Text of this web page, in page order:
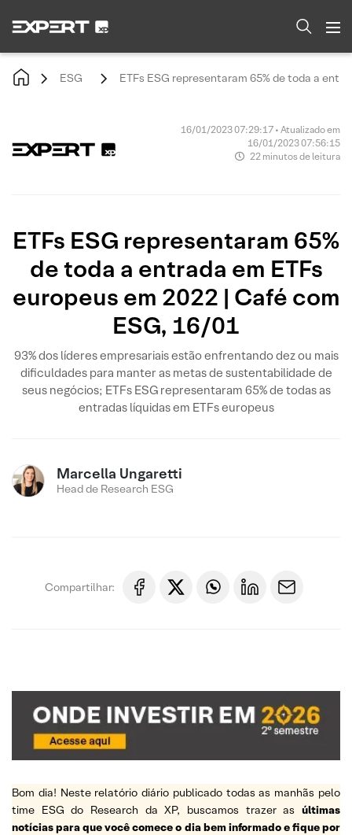
ESG ETFs ESG representaram 65% de toda a
16/01/2023 07:29:17 • Atualizado em
16/01/2023 07:56:15
22 minutos de leitura
ETFs ESG representaram 65%
de toda a entrada em ETFs
europeus em 2022 | Café com
ESG, 16/01
93% dos líderes empresariais estão enfrentando dez ou mais
dificuldades para manter as metas de sustentabilidade de
seus negócios; ETFs ESG representaram 65% de todas as
entradas líquidas em ETFs europeus
Marcella Ungaretti
Head de Research ESG
Compartilhar:
Bom dia! Neste relatório diário publicado todas as manhãs pelo
time ESG do Research da XP, buscamos trazer as últimas
notícias para que você comece o dia bem informado e fique por